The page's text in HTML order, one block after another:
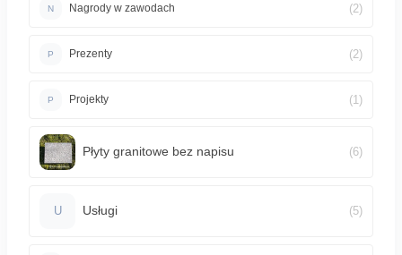
N Nagrody w zawodach (2)
P Prezenty (2)
P Projekty (1)
Płyty granitowe bez napisu (6)
U Usługi (5)